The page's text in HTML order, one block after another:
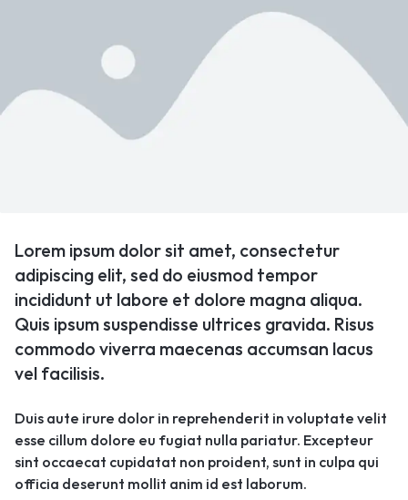
Lorem ipsum dolor sit amet, consectetur
adipiscing elit, sed do eiusmod tempor
incididunt ut labore et dolore magna aliqua.
Quis ipsum suspendisse ultrices gravida. Risus
commodo viverra maecenas accumsan lacus
vel facilisis.
Duis aute irure dolor in reprehenderit in voluptate velit
esse cillum dolore eu fugiat nulla pariatur. Excepteur
sint occaecat cupidatat non proident, sunt in culpa qui
officia deserunt mollit anim id est laborum.